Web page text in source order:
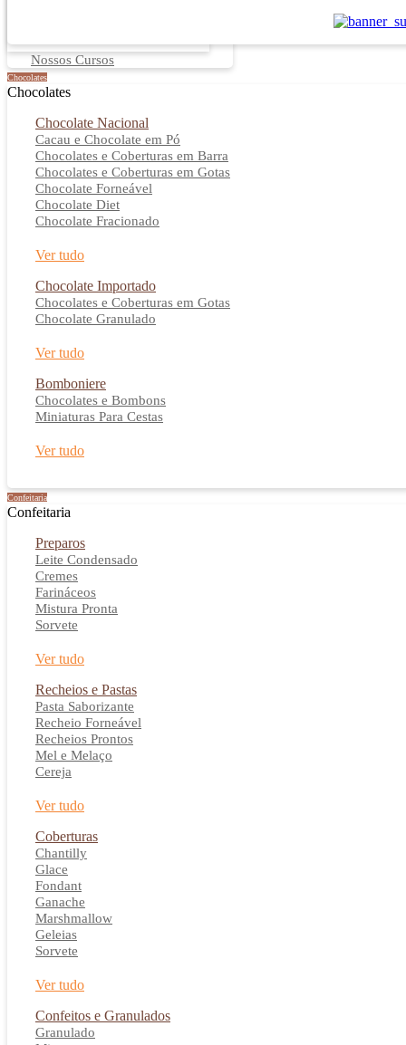
Nossos Cursos
Chocolates
Chocolates
Chocolate Nacional
Cacau e Chocolate em Pó
Chocolates e Coberturas em Barra
Chocolates e Coberturas em Gotas
Chocolate Forneável
Chocolate Diet
Chocolate Fracionado
Ver tudo
Chocolate Importado
Chocolates e Coberturas em Gotas
Chocolate Granulado
Ver tudo
Bomboniere
Chocolates e Bombons
Miniaturas Para Cestas
Ver tudo
Confeitaria
Confeitaria
Preparos
Leite Condensado
Cremes
Farináceos
Mistura Pronta
Sorvete
Ver tudo
Recheios e Pastas
Pasta Saborizante
Recheio Forneável
Recheios Prontos
Mel e Melaço
Cereja
Ver tudo
Coberturas
Chantilly
Glace
Fondant
Ganache
Marshmallow
Geleias
Sorvete
Ver tudo
Confeitos e Granulados
Granulado